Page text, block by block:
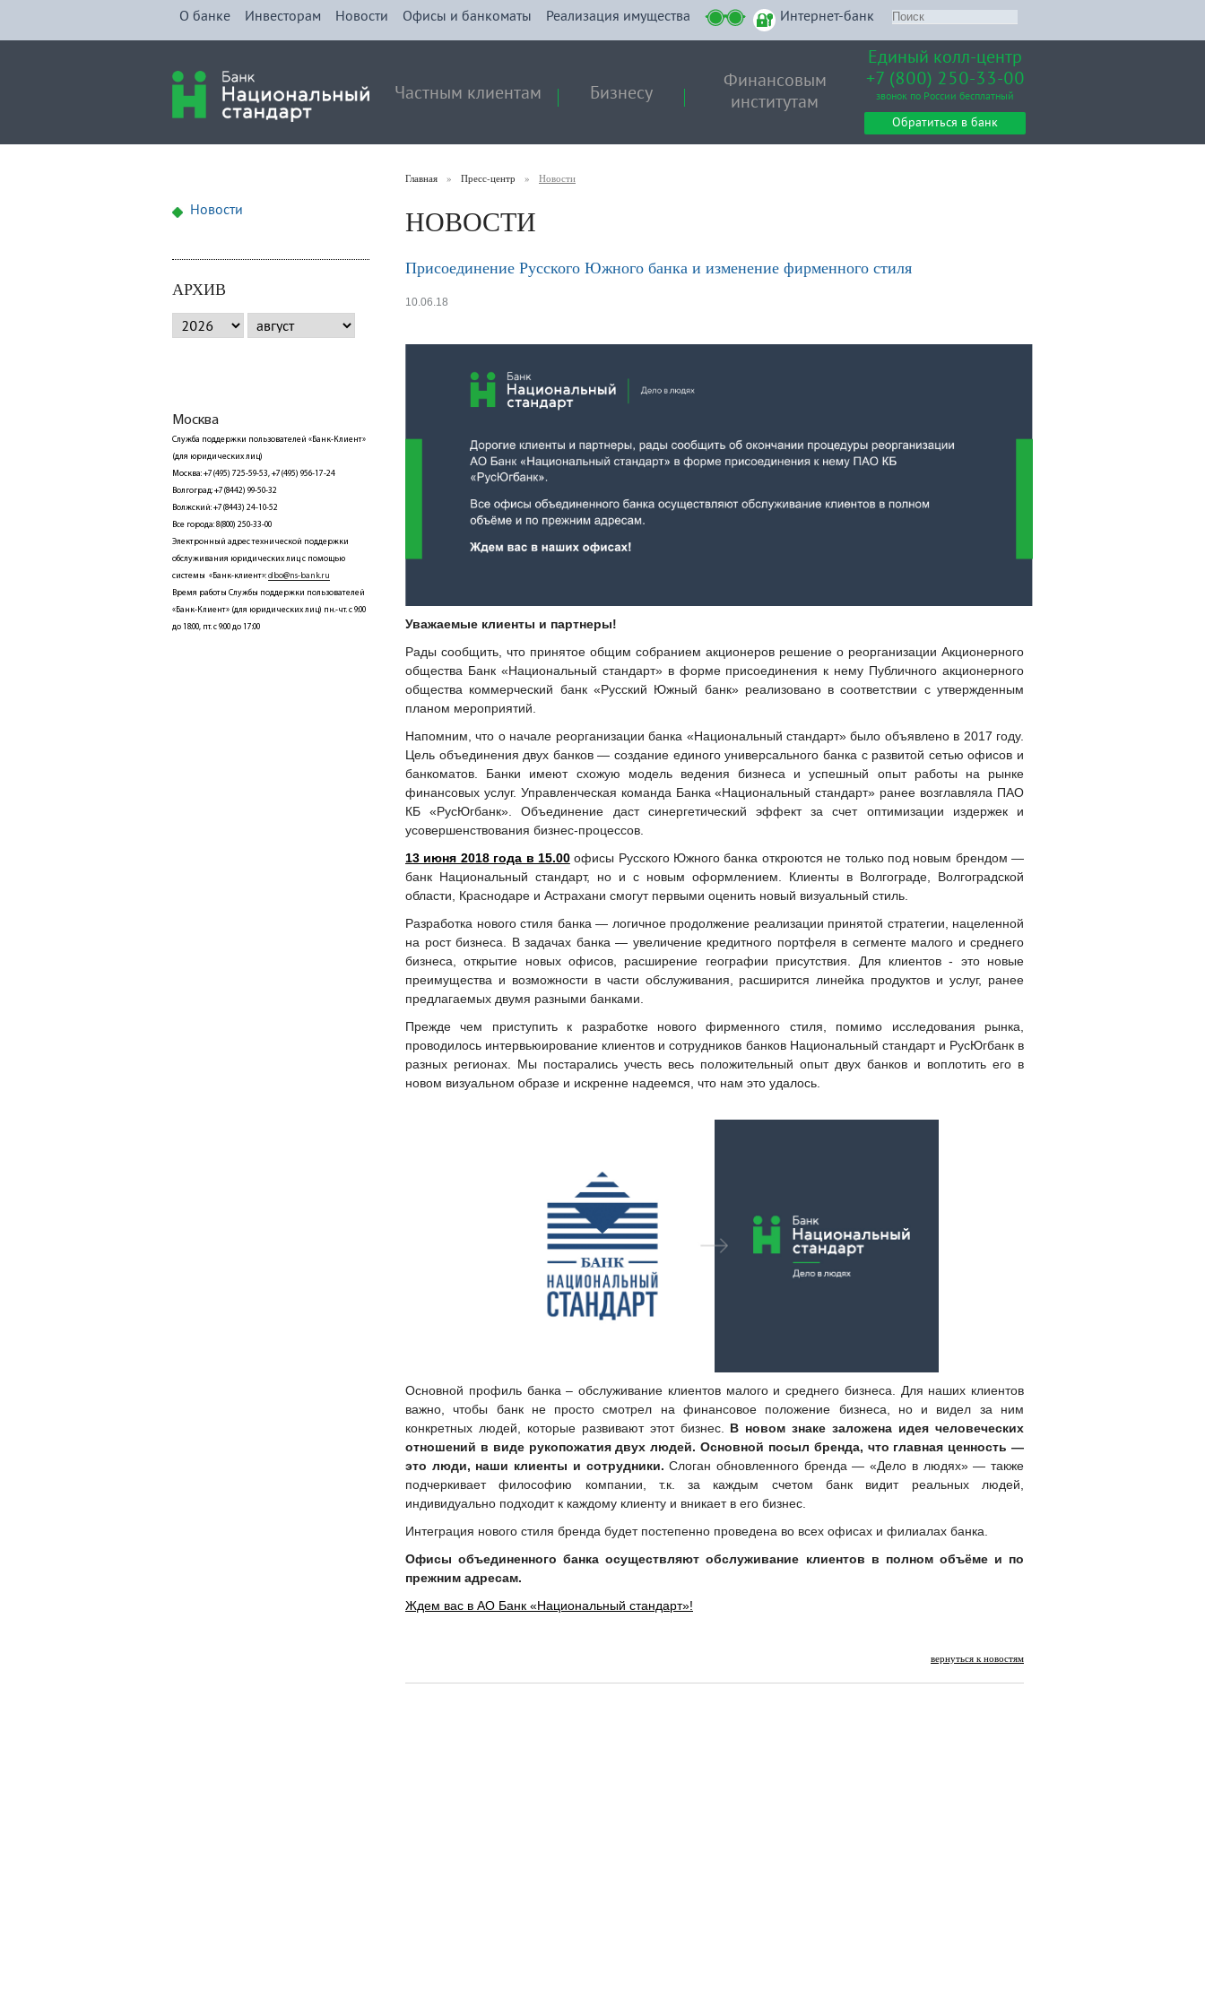
О банке Инвесторам Новости Офисы и банкоматы Реализация имущества Интернет-банк
Частным клиентам Бизнесу
Финансовым
институтам
Единый колл-центр
+7 (800) 250-33-00
звонок по России бесплатный
Обратиться в банк
Новости
АРХИВ
Москва
Служба поддержки пользователей «Банк-Клиент»
(для юридических лиц)
Москва: +7(495) 725-59-53, +7(495) 956-17-24
Волгоград: +7(8442) 99-50-32
Волжский: +7(8443) 24-10-52
Все города: 8(800) 250-33-00
Электронный адрес технической поддержки
обслуживания юридических лиц с помощью
системы «Банк-клиент»:dbo@ns-bank.ru
Время работы Службы поддержки пользователей
«Банк-Клиент» (для юридических лиц) пн.-чт. с 9:00
до 18:00, пт. с 9:00 до 17:00
Главная » Пресс-центр » Новости
НОВОСТИ
Присоединение Русского Южного банка и изменение фирменного стиля
10.06.18
Уважаемые клиенты и партнеры!
Рады сообщить, что принятое общим собранием акционеров решение о реорганизации Акционерного
общества Банк «Национальный стандарт» в форме присоединения к нему Публичного акционерного
общества коммерческий банк «Русский Южный банк» реализовано в соответствии с утвержденным
планом мероприятий.
Напомним, что о начале реорганизации банка «Национальный стандарт» было объявлено в 2017 году.
Цель объединения двух банков — создание единого универсального банка с развитой сетью офисов и
банкоматов. Банки имеют схожую модель ведения бизнеса и успешный опыт работы на рынке
финансовых услуг. Управленческая команда Банка «Национальный стандарт» ранее возглавляла ПАО
КБ «РусЮгбанк». Объединение даст синергетический эффект за счет оптимизации издержек и
усовершенствования бизнес-процессов.
13 июня 2018 года в 15.00офисы Русского Южного банка откроются не только под новым брендом —
банк Национальный стандарт, но и с новым оформлением. Клиенты в Волгограде, Волгоградской
области, Краснодаре и Астрахани смогут первыми оценить новый визуальный стиль.
Разработка нового стиля банка — логичное продолжение реализации принятой стратегии, нацеленной
на рост бизнеса. В задачах банка — увеличение кредитного портфеля в сегменте малого и среднего
бизнеса, открытие новых офисов, расширение географии присутствия. Для клиентов - это новые
преимущества и возможности в части обслуживания, расширится линейка продуктов и услуг, ранее
предлагаемых двумя разными банками.
Прежде чем приступить к разработке нового фирменного стиля, помимо исследования рынка,
проводилось интервьюирование клиентов и сотрудников банков Национальный стандарт и РусЮгбанк в
разных регионах. Мы постарались учесть весь положительный опыт двух банков и воплотить его в
новом визуальном образе и искренне надеемся, что нам это удалось.
Основной профиль банка – обслуживание клиентов малого и среднего бизнеса. Для наших клиентов
важно, чтобы банк не просто смотрел на финансовое положение бизнеса, но и видел за ним
конкретных людей, которые развивают этот бизнес. В новом знаке заложена идея человеческих
отношений в виде рукопожатия двух людей. Основной посыл бренда, что главная ценность —
это люди, наши клиенты и сотрудники. Слоган обновленного бренда — «Дело в людях» — также
подчеркивает философию компании, т.к. за каждым счетом банк видит реальных людей,
индивидуально подходит к каждому клиенту и вникает в его бизнес.
Интеграция нового стиля бренда будет постепенно проведена во всех офисах и филиалах банка.
Офисы объединенного банка осуществляют обслуживание клиентов в полном объёме и по
прежним адресам.
Ждем вас в АО Банк «Национальный стандарт»!
вернуться к новостям